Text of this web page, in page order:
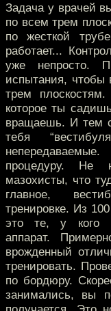
Задача у врачей
по всем трем
по жесткой
работает...
уже непросто.
испытания, чтобы
трем
которое ты
вращаешь. И тем
тебя
процедуру. Не
мазохисты, что
главное,
тренировке. Из
это те, у кого
аппарат.
врожденный
тренировать.
по бордюру.
занимались, вы